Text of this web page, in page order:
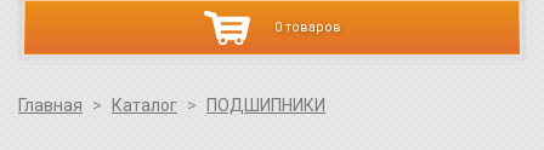
0 товаров
Главная Каталог ПОДШИПНИКИ